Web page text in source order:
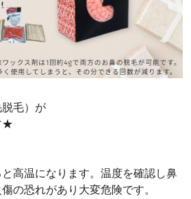
脱毛）が
★
高温になります。温度を確認し鼻
の恐れがあり大変危険です。